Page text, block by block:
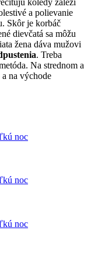
a polievanie
Skôr je korbáč
dievčatá sa môžu
žena dáva mužovi
. Treba
Na strednom a
na východe